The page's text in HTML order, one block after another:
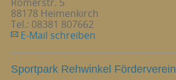
88178 Heimenkirch
Tel.: 08381 807662
E-Mail schreiben
Sportpark Rehwinkel Förderverein